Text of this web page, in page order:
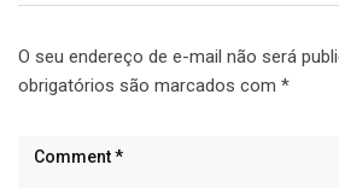
O seu endereço de e-mail não será
obrigatórios são marcados com *